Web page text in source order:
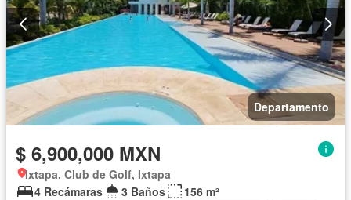
Departamento
$ 6,900,000 MXN
Ixtapa, Club de Golf, Ixtapa
4 Recámaras
3 Baños
156 m²